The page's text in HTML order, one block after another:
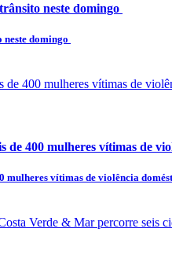
neste domingo
domingo
de 400 mulheres vítimas de
mulheres vítimas de violência